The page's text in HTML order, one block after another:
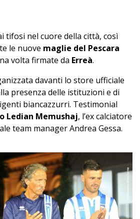
tifosi nel cuore della città, così
le nuove maglie del Pescara
volta firmate da Erreà.
davanti lo store ufficiale
presenza delle istituzioni e di
biancazzurri. Testimonial
Ledian Memushaj, l’ex calciatore
team manager Andrea Gessa.